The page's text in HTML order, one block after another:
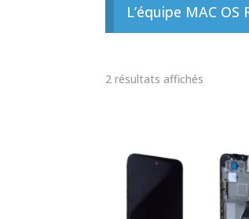
L’équipe MAC OS
2 résultats affichés